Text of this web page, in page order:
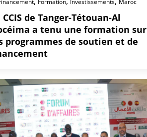
Formation Investissements Maroc
CCIS de Tanger-Tétouan-Al
a tenu une formation sur
programmes de soutien et de